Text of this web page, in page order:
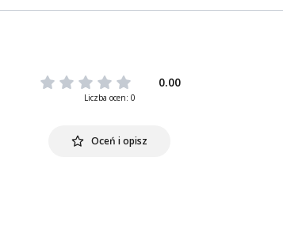
0.00
Liczba ocen: 0
Oceń i opisz